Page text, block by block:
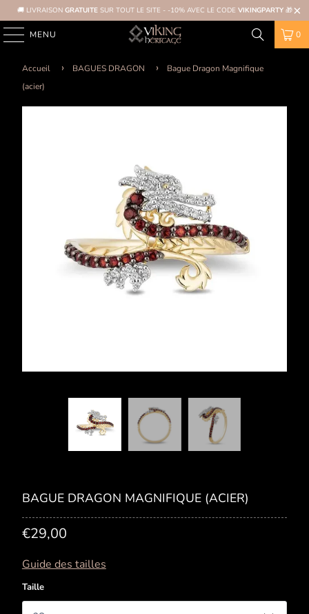
🚚 LIVRAISON GRATUITE SUR TOUT LE SITE - -10% AVEC LE CODE VIKINGPARTY 🎁
MENU 0
Accueil BAGUES DRAGON
Bague Dragon Magnifique
(acier)
BAGUE DRAGON MAGNIFIQUE (ACIER)
€29,00
Guide des tailles
Taille